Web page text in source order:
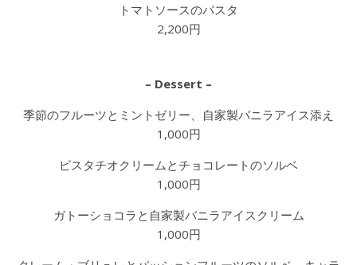
トマトソースのパスタ
2,200円
– Dessert –
季節のフルーツとミントゼリー、自家製バニラアイス添え
1,000円
ピスタチオクリームとチョコレートのソルベ
1,000円
ガトーショコラと自家製バニラアイスクリーム
1,000円